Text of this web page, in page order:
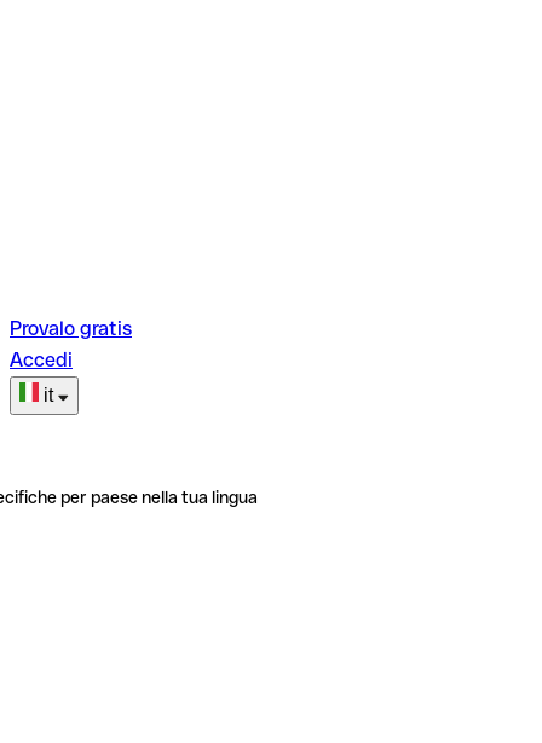
Provalo gratis
Accedi
it
per paese nella tua lingua